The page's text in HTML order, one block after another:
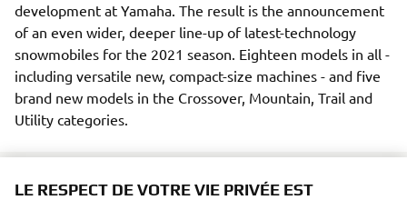
development at Yamaha. The result is the announcement
of an even wider, deeper line-up of latest-technology
snowmobiles for the 2021 season. Eighteen models in all -
including versatile new, compact-size machines - and five
brand new models in the Crossover, Mountain, Trail and
Utility categories.
LE RESPECT DE VOTRE VIE PRIVÉE EST